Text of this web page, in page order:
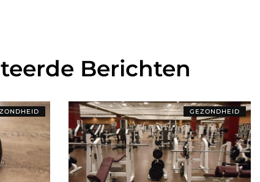
Berichten
GEZONDHEID